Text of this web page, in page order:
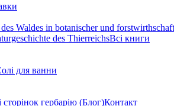
Waldes in botanischer und
des ThierreichsВсі книги
для ванни
сторінок гербарію (Блог)Контакт